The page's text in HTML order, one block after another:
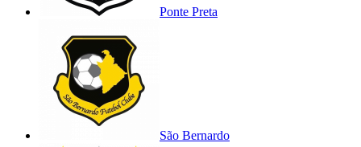
Ponte Preta
São Bernardo